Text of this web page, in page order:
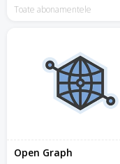
Toate abonamentele
Open Graph